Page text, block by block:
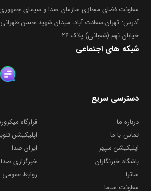
معاونت فضای مجازی سازمان صدا و سیمای جمهوری
آدرس: تهران،سعادت آباد، میدان شهید حسن
خیابان نهم (شعبانی) پلاک 26
شبکه های اجتماعی
دسترسی سریع
درباره ما
قرارگاه
تماس با ما
اپلیکیشن
اپلیکیشن سپهر
ایران صدا
باشگاه خبرنگاران
خبرگزاری
ساترا
روابط عمومی
معاونت سیما